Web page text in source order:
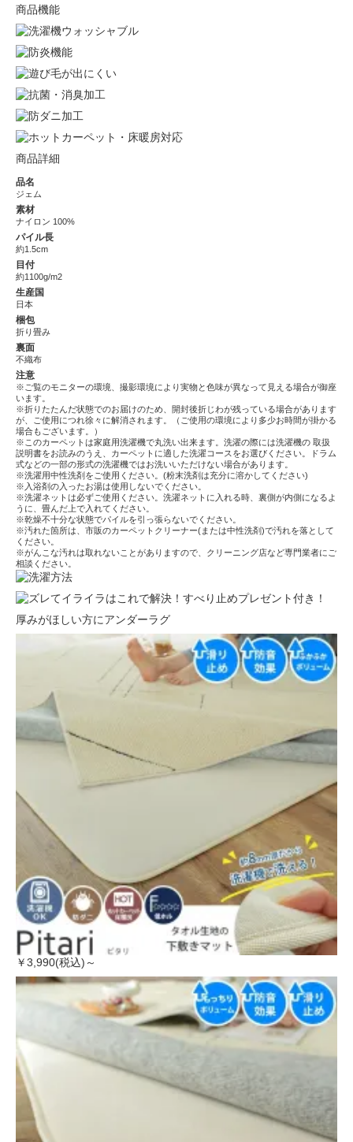
商品機能
商品詳細
品名
ジェム
素材
ナイロン 100%
パイル長
約1.5cm
目付
約1100g/m2
生産国
日本
梱包
折り畳み
裏面
不織布
注意
※ご覧のモニターの環境、撮影環境により実物と色味が異なって見える場合が御座
います。
※折りたたんだ状態でのお届けのため、開封後折じわが残っている場合があります
が、ご使用につれ徐々に解消されます。（ご使用の環境により多少お時間が掛かる
場合もございます。）
※このカーペットは家庭用洗濯機で丸洗い出来ます。洗濯の際には洗濯機の 取扱
説明書をお読みのうえ、カーペットに適した洗濯コースをお選びください。ドラム
式などの一部の形式の洗濯機ではお洗いいただけない場合があります。
※洗濯用中性洗剤をご使用ください。(粉末洗剤は充分に溶かしてください)
※入浴剤の入ったお湯は使用しないでください。
※洗濯ネットは必ずご使用ください。洗濯ネットに入れる時、裏側が内側になるよ
うに、畳んだ上で入れてください。
※乾燥不十分な状態でパイルを引っ張らないでください。
※汚れた箇所は、市販のカーペットクリーナー(または中性洗剤)で汚れを落として
ください。
※がんこな汚れは取れないことがありますので、クリーニング店など専門業者にご
相談ください。
厚みがほしい方にアンダーラグ
￥3,990(税込)～